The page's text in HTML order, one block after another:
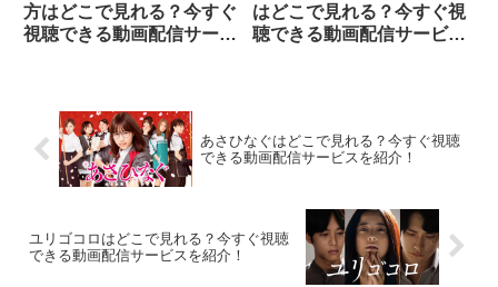
方はどこで見れる？今すぐ
視聴できる動画配信サービ
はどこで見れる？今すぐ視
聴できる動画配信サービス
あさひなぐはどこで見れる？今すぐ視聴
できる動画配信サービスを紹介！
ユリゴコロはどこで見れる？今すぐ視聴
できる動画配信サービスを紹介！